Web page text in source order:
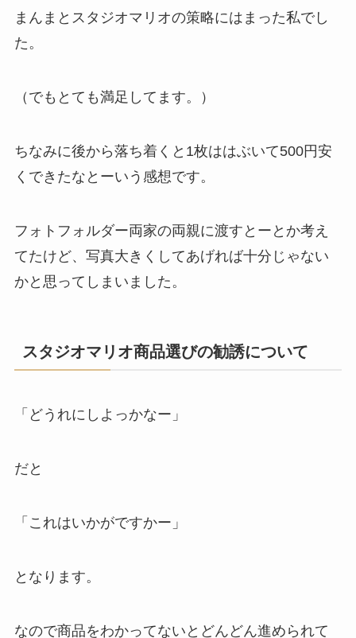
まんまとスタジオマリオの策略にはまった私でし
た。
（ でもとても満足してます。）
ちなみに後から落ち着くと1枚ははぶいて500円安
くできたなとーいう感想です。
フォトフォルダー両家の両親に渡すとーとか考え
てたけど、写真大きくしてあげれば十分じゃない
かと思ってしまいました。
スタジオマリオ商品選びの勧誘について
「どうれにしよっかなー」
だと
「これはいかがですかー」
となります。
なので商品をわかってないとどんどん進められて